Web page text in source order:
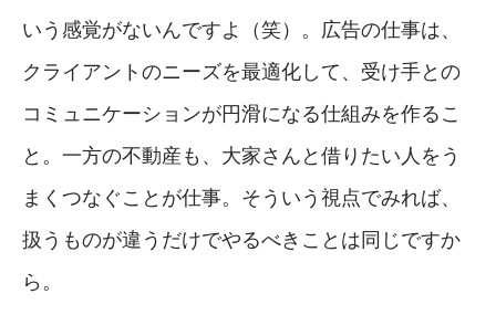
いう感覚がないんですよ（笑）。広告の仕事は、
クライアントのニーズを最適化して、受け手との
コミュニケーションが円滑になる仕組みを作るこ
と。一方の不動産も、大家さんと借りたい人をう
まくつなぐことが仕事。そういう視点でみれば、
扱うものが違うだけでやるべきことは同じですか
ら。